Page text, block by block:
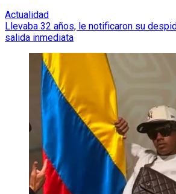
Actualidad
Llevaba 32 años, le notificaron su
salida inmediata